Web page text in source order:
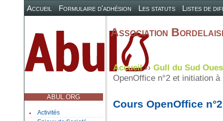
Accueil Formulaire d'adhésion Les statuts Listes de
ABUL.ORG
Activités
Association
Accueil›› Gull du Sud
OpenOffice n°2 et initiation à
Cours OpenOffice